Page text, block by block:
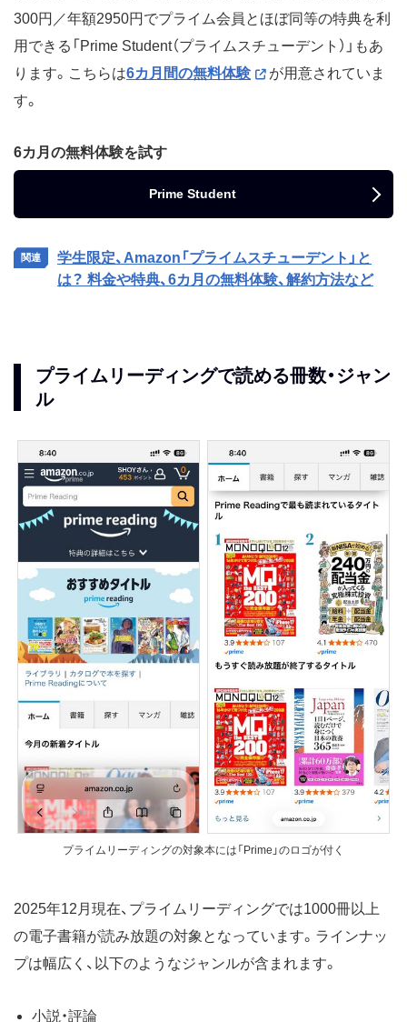
300円／年額2950円でプライム会員とほぼ同等の特典を利
用できる「Prime Student（プライムスチューデント）」もあ
ります。こちらは6カ月間の無料体験
が用意されていま
す。
6カ月の無料体験を試す
Prime Student
学生限定、Amazon「プライムスチューデント」と
は？ 料金や特典、6カ月の無料体験、解約方法など
プライムリーディングで読める冊数・ジャン
ル
プライムリーディングの対象本には「Prime」のロゴが付く
2025年12月現在、プライムリーディングでは1000冊以上
の電子書籍が読み放題の対象となっています。ラインナッ
プは幅広く、以下のようなジャンルが含まれます。
小説・評論